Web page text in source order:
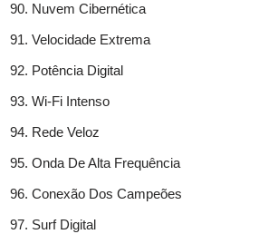
Nuvem Cibernética
Velocidade Extrema
Potência Digital
Wi-Fi Intenso
Rede Veloz
Onda De Alta Frequência
Conexão Dos Campeões
Surf Digital